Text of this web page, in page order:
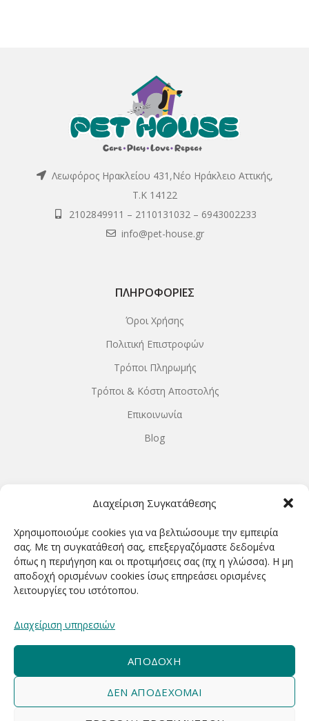
Διαχείριση Συγκατάθεσης
Χρησιμοποιούμε cookies για να βελτιώσουμε την εμπειρία
σας. Με τη συγκατάθεσή σας, επεξεργαζόμαστε δεδομένα
όπως η περιήγηση και οι προτιμήσεις σας (πχ η γλώσσα). Η μη
αποδοχή ορισμένων cookies ίσως επηρεάσει ορισμένες
λειτουργίες του ιστότοπου.
Διαχείριση υπηρεσιών
ΑΠΟΔΟΧΉ
ΔΕΝ ΑΠΟΔΈΧΟΜΑΙ
Λεωφόρος Ηρακλείου 431,Νέο Ηράκλειο Αττικής,
Τ.Κ 14122
2102849911 – 2110131032 – 6943002233
info@pet-house.gr
ΠΛΗΡΟΦΟΡΊΕΣ
Όροι Χρήσης
Πολιτική Επιστροφών
Τρόποι Πληρωμής
Τρόποι & Κόστη Αποστολής
Επικοινωνία
Blog
ΤΡΙΤΗ-ΠΕΜΠΤΗ-ΠΑΡΑΣΚΕΥΗ 9.00-20.00
ΣΑΒΒΑΤΟ 9.00-15.00
ΕΓΓΡΑΦΕΊΤΕ ΓΙΑ ΝΑ ΛΑΜΒΆΝΕΤΕ ΠΡΏΤΟΙ NΈΑ &